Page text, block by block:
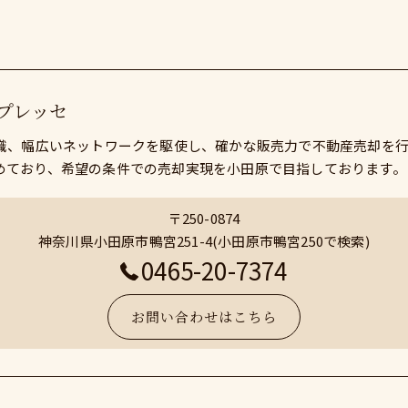
レッセ
、幅広いネットワークを駆使し、確かな販売力で不動産売却を
おり、希望の条件での売却実現を小田原で目指しております。
〒250-0874
神奈川県小田原市鴨宮251-4(小田原市鴨宮250で検索)
0465-20-7374
お問い合わせはこちら